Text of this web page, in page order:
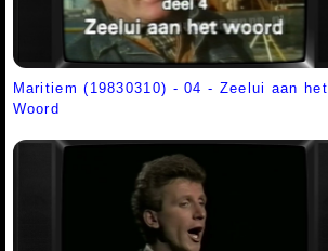
Maritiem (19830310) - 04 - Zeelui aan het
Woord